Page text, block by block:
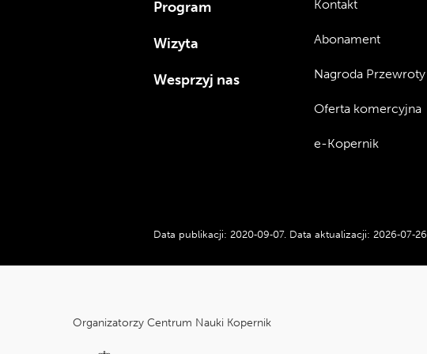
Program
Wizyta
Wesprzyj nas
Kontakt
Abonament
Nagroda Przewroty
Oferta komercyjna
e-Kopernik
Data publikacji: 2020‑09‑07. Data aktualizacji: 2026‑07‑26
Organizatorzy Centrum Nauki Kopernik